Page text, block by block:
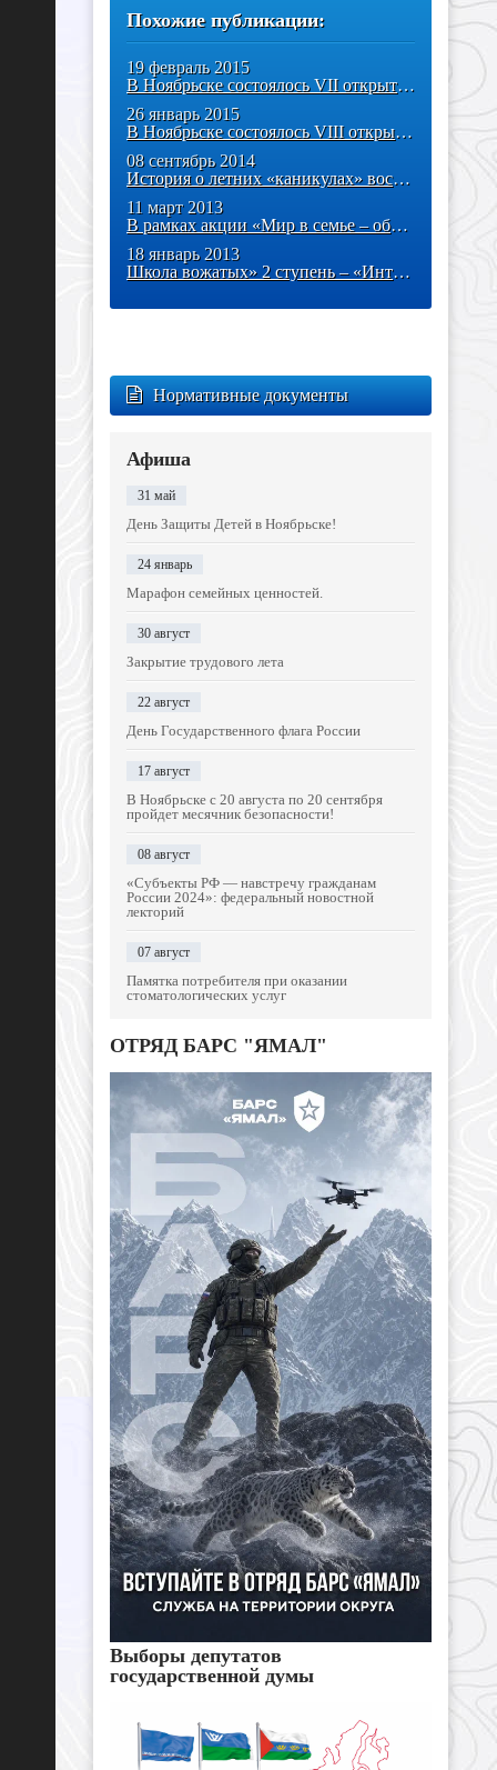
Похожие публикации:
19 февраль 2015
В Ноябрьске состоялось VII открытое первенство города по
26 январь 2015
В Ноябрьске состоялось VIII открытое первенство по картингу
08 сентябрь 2014
История о летних «каникулах» воспитанников объединения «Театр огня и
11 март 2013
В рамках акции «Мир в семье – общество без насилия» состоится акция
18 январь 2013
Школа вожатых» 2 ступень – «Интерактивный практикум
Нормативные документы
Афиша
31 май
День Защиты Детей в Ноябрьске!
24 январь
Марафон семейных ценностей.
30 август
Закрытие трудового лета
22 август
День Государственного флага России
17 август
В Ноябрьске с 20 августа по 20 сентября
пройдет месячник безопасности!
08 август
«Субъекты РФ — навстречу гражданам
России 2024»: федеральный новостной
лекторий
07 август
Памятка потребителя при оказании
стоматологических услуг
ОТРЯД БАРС "ЯМАЛ"
Выборы депутатов
государственной думы